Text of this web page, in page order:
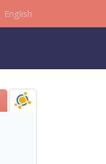
English